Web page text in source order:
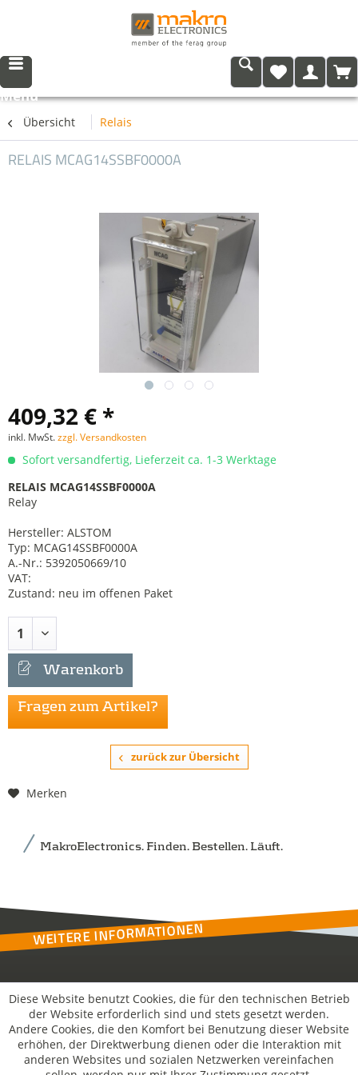
Menü
Übersicht Relais
RELAIS MCAG14SSBF0000A
409,32 € *
inkl. MwSt.zzgl. Versandkosten
Sofort versandfertig, Lieferzeit ca. 1-3 Werktage
RELAIS MCAG14SSBF0000A
Relay
Hersteller: ALSTOM
Typ: MCAG14SSBF0000A
A.-Nr.: 5392050669/10
VAT:
Zustand: neu im offenen Paket
Warenkorb
Fragen zum Artikel?
zurück zur Übersicht
Merken
MakroElectronics. Finden. Bestellen. Läuft.
WEITERE INFORMATIONEN
Kontakt
MakroSolutions
Diese Website benutzt Cookies, die für den technischen Betrieb
der Website erforderlich sind und stets gesetzt werden.
Andere Cookies, die den Komfort bei Benutzung dieser Website
erhöhen, der Direktwerbung dienen oder die Interaktion mit
anderen Websites und sozialen Netzwerken vereinfachen